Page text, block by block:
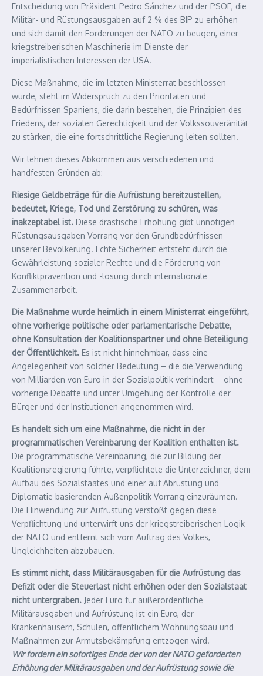
Entscheidung von Präsident Pedro Sánchez und der PSOE, die
Militär- und Rüstungsausgaben auf 2 % des BIP zu erhöhen
und sich damit den Forderungen der NATO zu beugen, einer
kriegstreiberischen Maschinerie im Dienste der
imperialistischen Interessen der USA.
Diese Maßnahme, die im letzten Ministerrat beschlossen
wurde, steht im Widerspruch zu den Prioritäten und
Bedürfnissen Spaniens, die darin bestehen, die Prinzipien des
Friedens, der sozialen Gerechtigkeit und der Volkssouveränität
zu stärken, die eine fortschrittliche Regierung leiten sollten.
Wir lehnen dieses Abkommen aus verschiedenen und
handfesten Gründen ab:
Riesige Geldbeträge für die Aufrüstung bereitzustellen,
bedeutet, Kriege, Tod und Zerstörung zu schüren, was
inakzeptabel ist. Diese drastische Erhöhung gibt unnötigen
Rüstungsausgaben Vorrang vor den Grundbedürfnissen
unserer Bevölkerung. Echte Sicherheit entsteht durch die
Gewährleistung sozialer Rechte und die Förderung von
Konfliktprävention und -lösung durch internationale
Zusammenarbeit.
Die Maßnahme wurde heimlich in einem Ministerrat eingeführt,
ohne vorherige politische oder parlamentarische Debatte,
ohne Konsultation der Koalitionspartner und ohne Beteiligung
der Öffentlichkeit. Es ist nicht hinnehmbar, dass eine
Angelegenheit von solcher Bedeutung – die die Verwendung
von Milliarden von Euro in der Sozialpolitik verhindert – ohne
vorherige Debatte und unter Umgehung der Kontrolle der
Bürger und der Institutionen angenommen wird.
Es handelt sich um eine Maßnahme, die nicht in der
programmatischen Vereinbarung der Koalition enthalten ist.
Die programmatische Vereinbarung, die zur Bildung der
Koalitionsregierung führte, verpflichtete die Unterzeichner, dem
Aufbau des Sozialstaates und einer auf Abrüstung und
Diplomatie basierenden Außenpolitik Vorrang einzuräumen.
Die Hinwendung zur Aufrüstung verstößt gegen diese
Verpflichtung und unterwirft uns der kriegstreiberischen Logik
der NATO und entfernt sich vom Auftrag des Volkes,
Ungleichheiten abzubauen.
Es stimmt nicht, dass Militärausgaben für die Aufrüstung das
Defizit oder die Steuerlast nicht erhöhen oder den Sozialstaat
nicht untergraben. Jeder Euro für außerordentliche
Militärausgaben und Aufrüstung ist ein Euro, der
Krankenhäusern, Schulen, öffentlichem Wohnungsbau und
Maßnahmen zur Armutsbekämpfung entzogen wird.
Wir fordern ein sofortiges Ende der von der NATO geforderten
Erhöhung der Militärausgaben und der Aufrüstung sowie die